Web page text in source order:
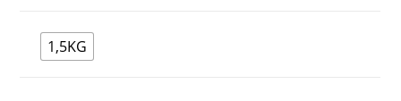
1,5KG